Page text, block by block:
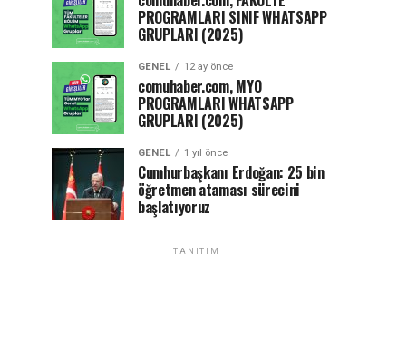
PROGRAMLARI SINIF WHATSAPP
GRUPLARI (2025)
GENEL 12 ay önce
comuhaber.com, MYO
PROGRAMLARI WHATSAPP
GRUPLARI (2025)
GENEL 1 yıl önce
Cumhurbaşkanı Erdoğan: 25 bin
öğretmen ataması sürecini
başlatıyoruz
TANITIM